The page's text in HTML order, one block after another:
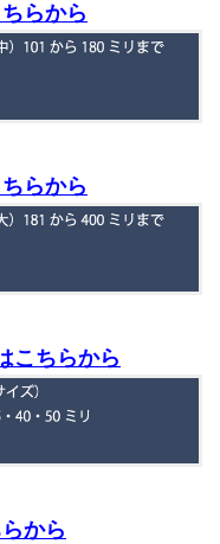
らから
らから
こちらから
から